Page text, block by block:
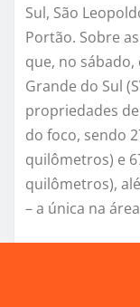
Sul, São
Portão. Sobre
que, no
Grande do Sul
propriedades
do foco, sendo
quilômetros) e
quilômetros),
– a única na